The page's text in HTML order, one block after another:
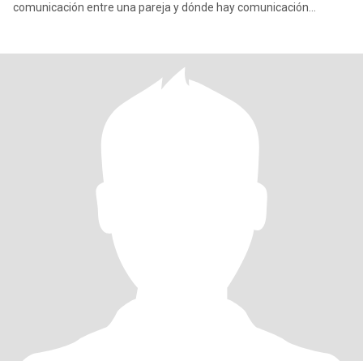
comunicación entre una pareja y dónde hay comunicación